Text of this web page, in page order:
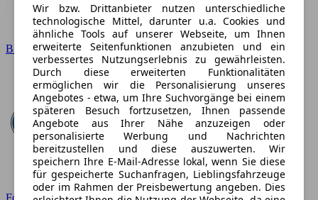
BMW
Ford
Wir bzw. Drittanbieter nutzen unterschiedliche
technologische Mittel, darunter u.a. Cookies und
ähnliche Tools auf unserer Webseite, um Ihnen
erweiterte Seitenfunktionen anzubieten und ein
verbessertes Nutzungserlebnis zu gewährleisten.
Durch diese erweiterten Funktionalitäten
ermöglichen wir die Personalisierung unseres
Angebotes - etwa, um Ihre Suchvorgänge bei einem
späteren Besuch fortzusetzen, Ihnen passende
Angebote aus Ihrer Nähe anzuzeigen oder
personalisierte Werbung und Nachrichten
bereitzustellen und diese auszuwerten. Wir
speichern Ihre E-Mail-Adresse lokal, wenn Sie diese
für gespeicherte Suchanfragen, Lieblingsfahrzeuge
oder im Rahmen der Preisbewertung angeben. Dies